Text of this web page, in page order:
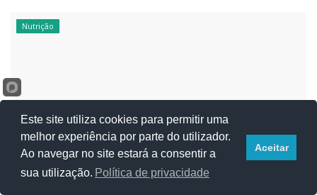
Nutrição
Este site utiliza cookies para permitir uma
melhor experiência por parte do utilizador.
Ao navegar no site estará a consentir a
sua utilização. Política de privacidade
Aceitar